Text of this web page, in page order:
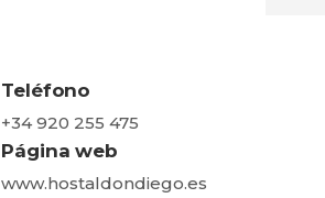
Teléfono
+34 920 255 475
Página web
www.hostaldondiego.es